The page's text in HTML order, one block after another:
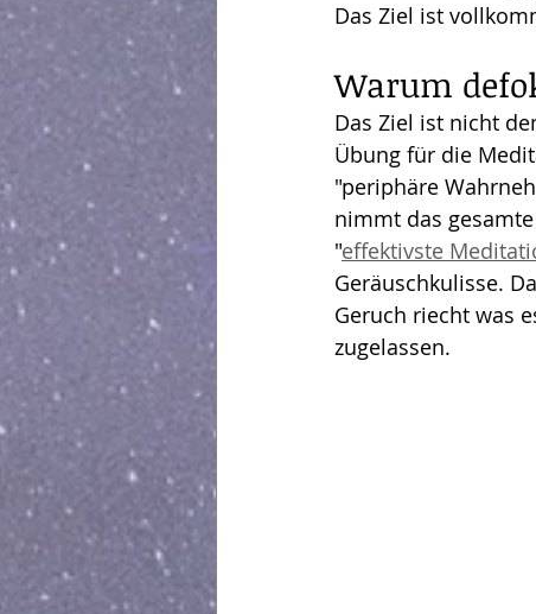
Webdesign Marketing
Workflow - Arbeitsfluss
Das Ziel ist
Warum
Das Ziel ist nicht
Übung für die
"periphäre
nimmt das
"effektivste
Geräuschkulisse.
Geruch riecht was
zugelassen.